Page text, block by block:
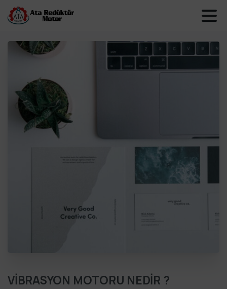
VİBRASYON MOTORU NEDİR ?